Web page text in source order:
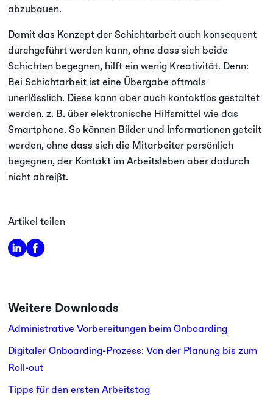
Weitere Downloads
Administrative Vorbereitungen beim Onboarding
Digitaler Onboarding-Prozess: Von der Planung bis zum
Roll-out
Tipps für den ersten Arbeitstag
abzubauen.
Damit das Konzept der Schichtarbeit auch konsequent
durchgeführt werden kann, ohne dass sich beide
Schichten begegnen, hilft ein wenig Kreativität. Denn:
Bei Schichtarbeit ist eine Übergabe oftmals
unerlässlich. Diese kann aber auch kontaktlos gestaltet
werden, z. B. über elektronische Hilfsmittel wie das
Smartphone. So können Bilder und Informationen geteilt
werden, ohne dass sich die Mitarbeiter persönlich
begegnen, der Kontakt im Arbeitsleben aber dadurch
nicht abreißt.
Artikel teilen